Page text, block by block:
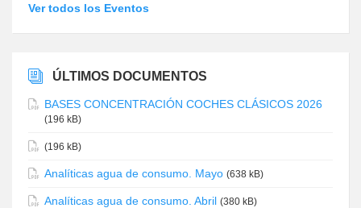
Ver todos los Eventos
ÚLTIMOS DOCUMENTOS
BASES CONCENTRACIÓN COCHES CLÁSICOS 2026
(196 kB)
(196 kB)
Analíticas agua de consumo. Mayo (638 kB)
Analíticas agua de consumo. Abril (380 kB)